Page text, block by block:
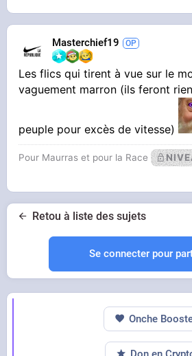
Masterchief19
Les flics qui tirent à vue sur le
vaguement marron (ils feront
peuple pour excès de vitesse)
Pour Maurras et pour la Race
Retou à liste des sujets
Se connecter pour
Onche